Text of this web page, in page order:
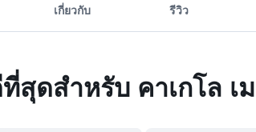
เกี่ยวกับ รีวิว
สุดสำหรับ คาเกโล เ